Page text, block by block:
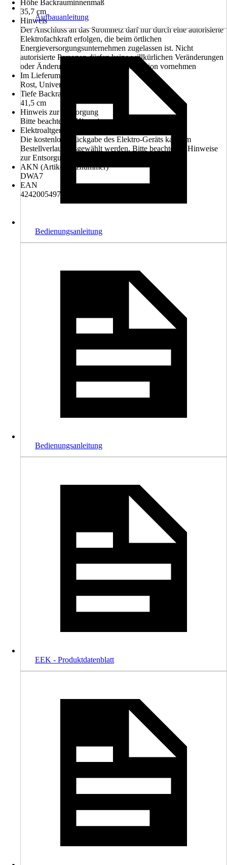
Höhe Backrauminnenmaß
35,7 cm
Hinweis
Der Anschluss an das Stromnetz darf nur durch eine autorisierte
Elektrofachkraft erfolgen, die beim örtlichen
Energieversorgungsunternehmen zugelassen ist. Nicht
autorisierte Personen dürfen keine willkürlichen Veränderungen
oder Änderungen an der Elektroinstallation vornehmen
Im Lieferumfang enthalten
Rost, Universalpfanne
Tiefe Backrauminnenmaß
41,5 cm
Hinweis zur Entsorgung
Bitte beachte die Hinweise zur Entsorgung
Elektroaltgerät-Rücknahme
Die kostenlose Rückgabe des Elektro-Geräts kann im
Bestellverlauf ausgewählt werden. Bitte beachte die Hinweise
zur Entsorgung.
AKN (Artikelkurznummer)
DWA7
EAN
4242005497959
Aufbauanleitung
Bedienungsanleitung
Bedienungsanleitung
EEK - Produktdatenblatt